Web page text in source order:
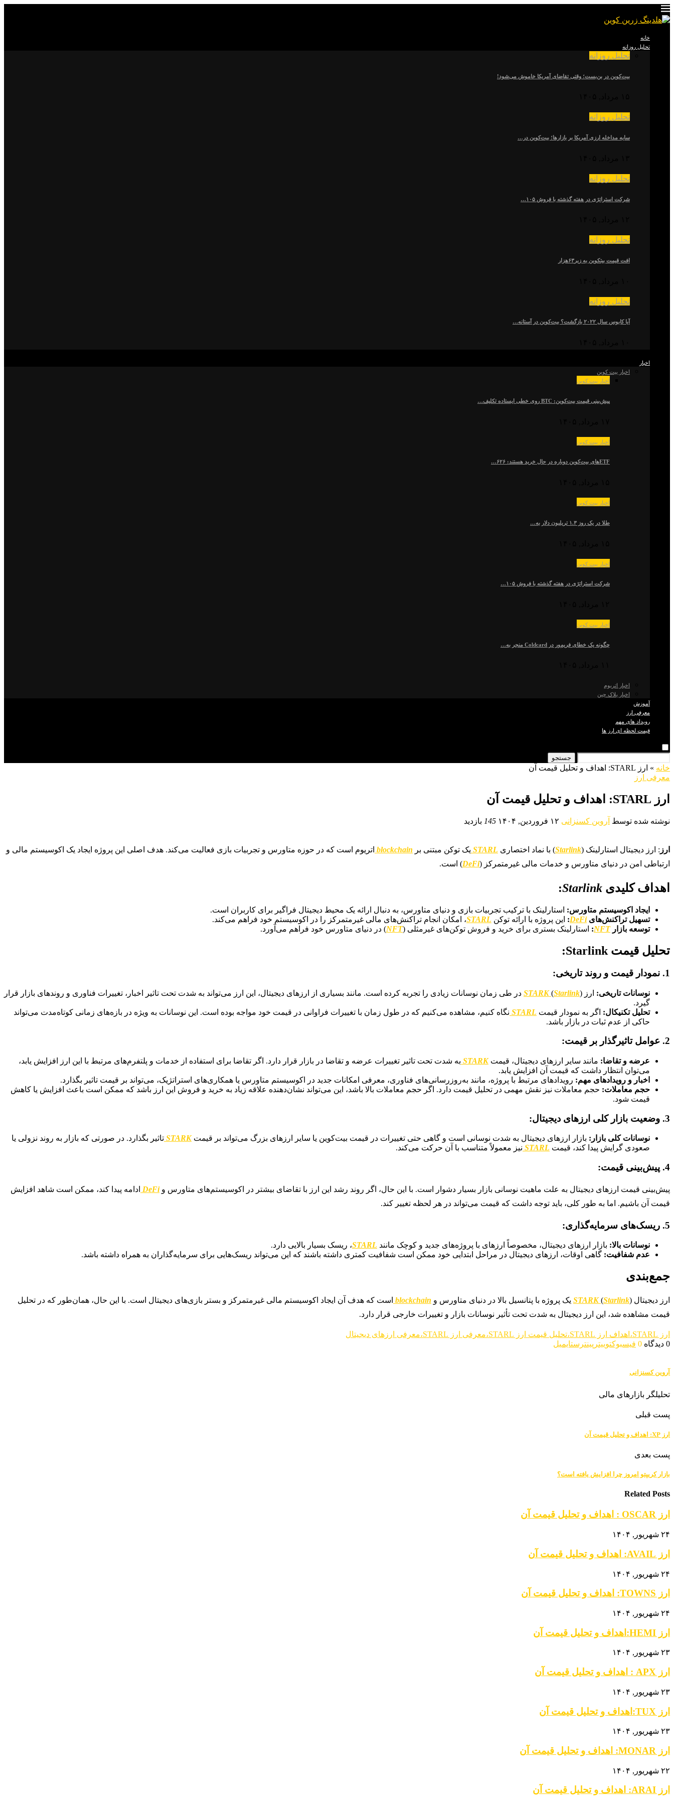
خانه
تحلیل روزانه
تحلیل روزانه
بیت‌کوین در بن‌بست؛ وقتی تقاضای آمریکا خاموش می‌شود!
تحلیل روزانه
سایه مداخله ارزی آمریکا بر بازارها؛ بیت‌کوین در…
تحلیل روزانه
شرکت استراتژی در هفته گذشته با فروش ۱۰۵…
تحلیل روزانه
افت قیمت بیتکوین به زیر۶۳هزار
تحلیل روزانه
آیا کابوس سال ۲۰۲۲ بازگشت؟ بیت‌کوین در آستانه…
اخبار
اخبار بیت کوین
اخبار بیت کوین
پیش‌بینی قیمت بیت‌کوین: BTC روی خطی ایستاده تکلیف…
اخبار بیت کوین
ETFهای بیت‌کوین دوباره در حال خرید هستند: ۶۲۶…
اخبار بیت کوین
طلا در یک روز ۱.۳ تریلیون دلار به…
اخبار بیت کوین
شرکت استراتژی در هفته گذشته با فروش ۱۰۵…
اخبار بیت کوین
چگونه یک خطای فریم‌ور در Coldcard منجر به…
اخبار اتریوم
اخبار بلاک چین
آموزش
معرفی ارز
رویداد های مهم
قیمت لحظه ای ارز ها
جستجو
خانه » ارز STARL: اهداف و تحلیل قیمت آن
معرفی ارز
ارز STARL: اهداف و تحلیل قیمت آن
نوشته شده توسط آروین کسنزانی ۱۲ فروردین, ۱۴۰۴ 145 بازدید
ارز : ​ارز دیجیتال استارلینک (Starlink) با نماد اختصاری STARL یک توکن مبتنی بر blockchain اتریوم است که در حوزه متاورس و تجربیات بازی فعالیت می‌کند. هدف اصلی این پروژه ایجاد یک اکوسیستم مالی و
ارتباطی امن در دنیای متاورس و خدمات مالی غیرمتمرکز (DeFi) است. ​
هداف کلیدی Starlink
:
ایجاد اکوسیستم متاورس: استارلینک با ترکیب تجربیات بازی و دنیای متاورس، به دنبال ارائه یک محیط دیجیتال فراگیر برای کاربران است.​
تسهیل تراکنش‌هایDeFi
: این پروژه با ارائه توکن STARL، امکان انجام تراکنش‌های مالی غیرمتمرکز را در اکوسیستم خود فراهم می‌کند.​
توسعه بازارNFT
: استارلینک بستری برای خرید و فروش توکن‌های غیرمثلی (NFT) در دنیای متاورس خود فراهم می‌آورد.​
تحلیل قیمت Starlink:
1. نمودار قیمت و روند تاریخی:
نوسانات تاریخی: ارز STARK(Starlink
) در طی زمان نوسانات زیادی را تجربه کرده است. مانند بسیاری از ارزهای دیجیتال، این ارز می‌تواند به شدت تحت تاثیر اخبار، تغییرات فناوری و روندهای بازار قرار
گیرد.
تحلیل تکنیکال: اگر به نمودار قیمت STARL نگاه کنیم، مشاهده می‌کنیم که در طول زمان با تغییرات فراوانی در قیمت خود مواجه بوده است. این نوسانات به ویژه در بازه‌های زمانی کوتاه‌مدت می‌تواند
حاکی از عدم ثبات در بازار باشد.
2. عوامل تاثیرگذار بر قیمت:
عرضه و تقاضا: مانند سایر ارزهای دیجیتال، قیمتSTARK به شدت تحت تاثیر تغییرات عرضه و تقاضا در بازار قرار دارد. اگر تقاضا برای استفاده از خدمات و پلتفرم‌های مرتبط با این ارز افزایش یابد،
می‌توان انتظار داشت که قیمت آن افزایش یابد.
اخبار و رویدادهای مهم: رویدادهای مرتبط با پروژه، مانند به‌روزرسانی‌های فناوری، معرفی امکانات جدید در اکوسیستم متاورس یا همکاری‌های استراتژیک، می‌تواند بر قیمت تاثیر بگذارد.
حجم معاملات: حجم معاملات نیز نقش مهمی در تحلیل قیمت دارد. اگر حجم معاملات بالا باشد، این می‌تواند نشان‌دهنده علاقه زیاد به خرید و فروش این ارز باشد که ممکن است باعث افزایش یا کاهش
قیمت شود.
3. وضعیت بازار کلی ارزهای دیجیتال:
نوسانات کلی بازار: بازار ارزهای دیجیتال به شدت نوسانی است و گاهی حتی تغییرات در قیمت بیت‌کوین یا سایر ارزهای بزرگ می‌تواند بر قیمتSTARK تاثیر بگذارد. در صورتی که بازار به روند نزولی یا
صعودی گرایش پیدا کند، قیمت STARL نیز معمولاً متناسب با آن حرکت می‌کند.
4. پیش‌بینی قیمت:
پیش‌بینی قیمت ارزهای دیجیتال به علت ماهیت نوسانی بازار بسیار دشوار است. با این حال، اگر روند رشد این ارز با تقاضای بیشتر در اکوسیستم‌های متاورس وDeFi ادامه پیدا کند، ممکن است شاهد افزایش
قیمت آن باشیم. اما به طور کلی، باید توجه داشت که قیمت می‌تواند در هر لحظه تغییر کند.
5. ریسک‌های سرمایه‌گذاری:
نوسانات بالا: بازار ارزهای دیجیتال، مخصوصاً ارزهای با پروژه‌های جدید و کوچک مانند STARL، ریسک بسیار بالایی دارد.
عدم شفافیت: گاهی اوقات، ارزهای دیجیتال در مراحل ابتدایی خود ممکن است شفافیت کمتری داشته باشند که این می‌تواند ریسک‌هایی برای سرمایه‌گذاران به همراه داشته باشد.
جمع‌بندی
ارز دیجیتال STARK(Starlink) یک پروژه با پتانسیل بالا در دنیای متاورس و blockchain است که هدف آن ایجاد اکوسیستم مالی غیرمتمرکز و بستر بازی‌های دیجیتال است. با این حال، همان‌طور که در تحلیل
قیمت مشاهده شد، این ارز دیجیتال به شدت تحت تأثیر نوسانات بازار و تغییرات خارجی قرار دارد.
ارز STARL،اهداف ارز STARL،تحلیل قیمت ارز STARL،معرفی ارز STARL،معرفی ارزهای دیجیتال
0 دیدگاه
0 فیسبوکتوییتر پینترستایمیل
آروین کسنزانی
تحلیلگر بازارهای مالی
پست قبلی
ارز XP: اهداف و تحلیل قیمت آن
پست بعدی
بازار کریپتو امروز چرا افزایش یافته است؟
Related Posts
ارز OSCAR : اهداف و تحلیل قیمت آن
۲۴ شهریور, ۱۴۰۴
ارز AVAIL: اهداف و تحلیل قیمت آن
۲۴ شهریور, ۱۴۰۴
ارز TOWNS: اهداف و تحلیل قیمت آن
۲۴ شهریور, ۱۴۰۴
ارز HEMI:اهداف و تحلیل قیمت آن
۲۳ شهریور, ۱۴۰۴
ارز APX : اهداف و تحلیل قیمت آن
۲۳ شهریور, ۱۴۰۴
ارز TUX:اهداف و تحلیل قیمت آن
۲۳ شهریور, ۱۴۰۴
ارز MONAR: اهداف و تحلیل قیمت آن
۲۲ شهریور, ۱۴۰۴
ارز ARAI: اهداف و تحلیل قیمت آن